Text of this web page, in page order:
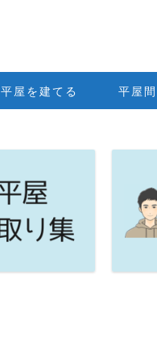
平屋を建てる 平屋